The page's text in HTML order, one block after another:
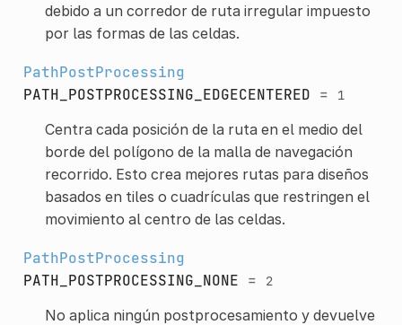
debido a un corredor de ruta irregular impuesto
por las formas de las celdas.
PathPostProcessing
PATH_POSTPROCESSING_EDGECENTERED = 1
Centra cada posición de la ruta en el medio del
borde del polígono de la malla de navegación
recorrido. Esto crea mejores rutas para diseños
basados en tiles o cuadrículas que restringen el
movimiento al centro de las celdas.
PathPostProcessing
PATH_POSTPROCESSING_NONE = 2
No aplica ningún postprocesamiento y devuelve